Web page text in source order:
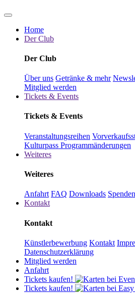
Home
Der Club
Der Club
Über uns Getränke & mehr
Mitglied werden
Tickets & Events
Tickets & Events
Veranstaltungsreihen
Kulturpass Programmänderungen
Weiteres
Weiteres
Anfahrt FAQ Downloads Spenden
Kontakt
Kontakt
Künstlerbewerbung Kontakt
Datenschutzerklärung
Mitglied werden
Anfahrt
Tickets kaufen!
Tickets kaufen!